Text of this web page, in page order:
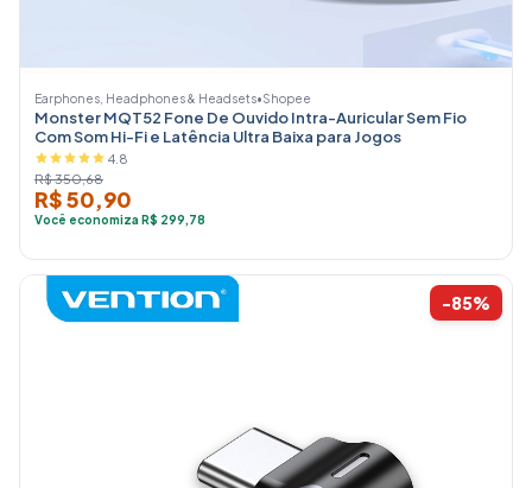
Earphones, Headphones & Headsets•Shopee
Monster MQT52 Fone De Ouvido Intra-Auricular Sem Fio
Com Som Hi-Fi e Latência Ultra Baixa para Jogos
4.8
R$ 350,68
R$ 50,90
Você economiza R$ 299,78
-85%